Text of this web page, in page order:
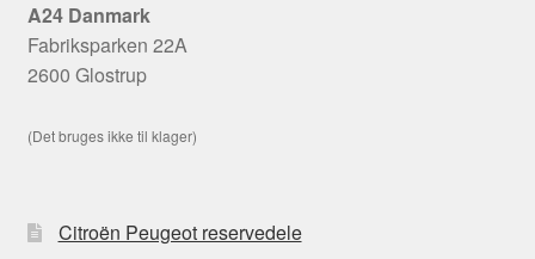
A24 Danmark
Fabriksparken 22A
2600 Glostrup
(Det bruges ikke til klager)
Citroën Peugeot reservedele